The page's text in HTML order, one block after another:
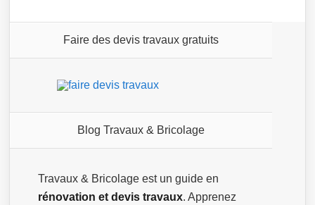
Faire des devis travaux gratuits
Blog Travaux & Bricolage
Travaux & Bricolage est un guide en
rénovation et devis travaux. Apprenez